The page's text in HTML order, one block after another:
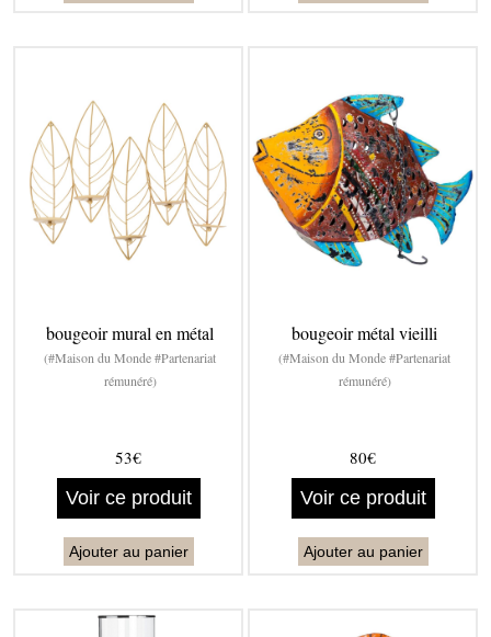
bougeoir mural en métal
(#Maison du Monde #Partenariat
rémunéré)
53€
Voir ce produit
Ajouter au panier
bougeoir métal vieilli
(#Maison du Monde #Partenariat
rémunéré)
80€
Voir ce produit
Ajouter au panier